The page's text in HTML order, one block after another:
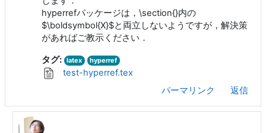
hyperrefパッケージは，\section{}内の
$\boldsymbol{X}$と両立しないようですが，解決策
があればご教示ください．
タグ: latex hyperref
test-hyperref.tex
パーマリンク
返信